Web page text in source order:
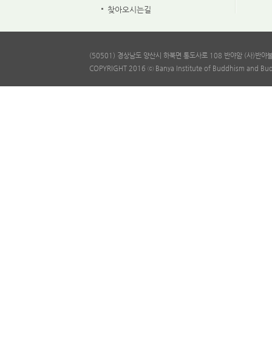
찾아오시는길
(50501) 경상남도 양산시 하북면 통도사로 108 반야암 (사)반
COPYRIGHT 2016 ⓒ Banya Institute of Buddhism and